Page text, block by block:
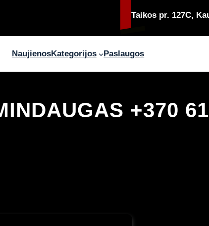
Taikos pr. 127C,
NaujienosKategorijos Paslaugos
+370